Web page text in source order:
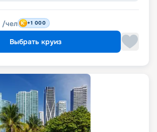
/чел +1 000
Выбрать круиз